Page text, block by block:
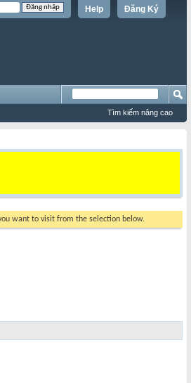
Đăng Ký
Help
Tìm kiếm nâng cao
want to visit from the selection below.